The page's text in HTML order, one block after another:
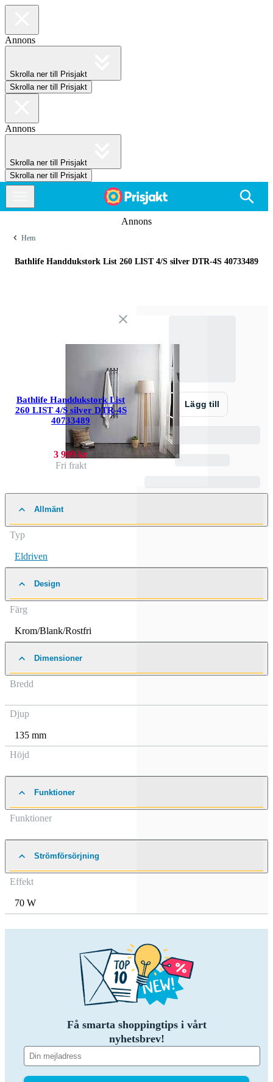
Annons
Skrolla ner till Prisjakt
Skrolla ner till Prisjakt
Annons
Skrolla ner till Prisjakt
Skrolla ner till Prisjakt
Annons
Hem
Bathlife Handdukstork List 260 LIST 4/S silver DTR-4S 40733489
Bathlife Handdukstork List
260 LIST 4/S silver DTR-4S
40733489
3 999 kr
Fri frakt
Lägg till
Allmänt
Typ
Eldriven
Design
Färg
Krom/Blank/Rostfri
Dimensioner
Bredd
Djup
135 mm
Höjd
Funktioner
Funktioner
Strömförsörjning
Effekt
70 W
Få smarta shoppingtips i vårt
nyhetsbrev!